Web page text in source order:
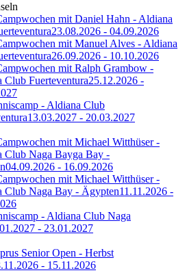
mit Daniel Hahn - Aldiana
23.08.2026 - 04.09.2026
mit Manuel Alves - Aldiana
26.09.2026 - 10.10.2026
mit Ralph Grambow -
Club Fuerteventura25.12.2026 -
- Aldiana Club
13.03.2027 - 20.03.2027
mit Michael Witthüser -
Club Naga Bayga Bay -
04.09.2026 - 16.09.2026
mit Michael Witthüser -
Club Naga Bay - Ägypten11.11.2026 -
- Aldiana Club Naga
- 23.01.2027
Senior Open - Herbst
- 15.11.2026